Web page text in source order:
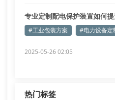
专业定制配电保护装置如何
#工业包装方案 #电力设备定
2025-05-26 02:05
热门标签